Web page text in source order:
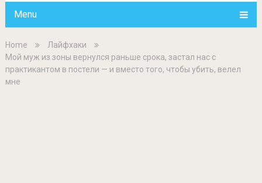
Menu
Home
Лайфхаки
Мой муж из зоны вернулся раньше срока, застал нас с
практикантом в постели — и вместо того, чтобы убить, велел
мне